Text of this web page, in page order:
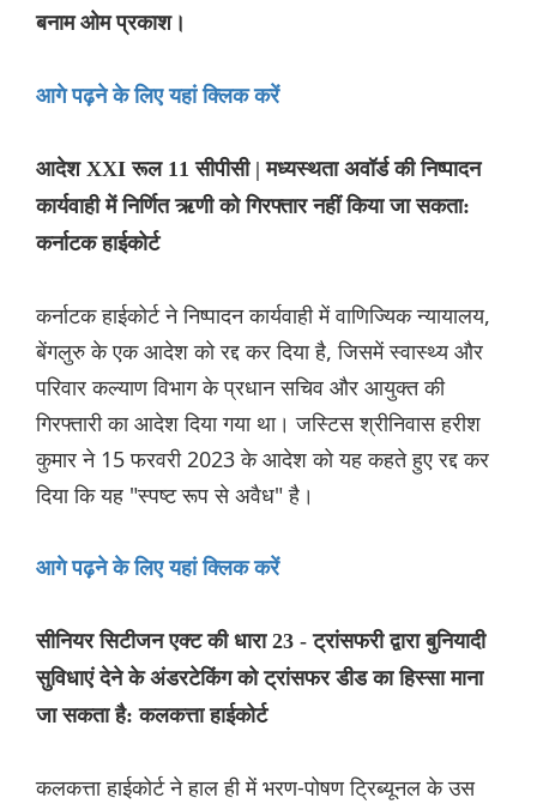
बनाम ओम प्रकाश।
आगे पढ़ने के लिए यहां क्लिक करें
आदेश XXI रूल 11 सीपीसी | मध्यस्थता अवॉर्ड की निष्पादन
कार्यवाही में निर्णित ऋणी को गिरफ्तार नहीं किया जा सकता:
कर्नाटक हाईकोर्ट
कर्नाटक हाईकोर्ट ने निष्पादन कार्यवाही में वाणिज्यिक न्यायालय,
बेंगलुरु के एक आदेश को रद्द कर दिया है, जिसमें स्वास्थ्य और
परिवार कल्याण विभाग के प्रधान सचिव और आयुक्त की
गिरफ्तारी का आदेश दिया गया था। जस्टिस श्रीनिवास हरीश
कुमार ने 15 फरवरी 2023 के आदेश को यह कहते हुए रद्द कर
दिया कि यह "स्पष्ट रूप से अवैध" है।
आगे पढ़ने के लिए यहां क्लिक करें
सीनियर सिटीजन एक्ट की धारा 23 - ट्रांसफरी द्वारा बुनियादी
सुविधाएं देने के अंडरटेकिंग को ट्रांसफर डीड का हिस्सा माना
जा सकता है: कलकत्ता हाईकोर्ट
कलकत्ता हाईकोर्ट ने हाल ही में भरण-पोषण ट्रिब्यूनल के उस